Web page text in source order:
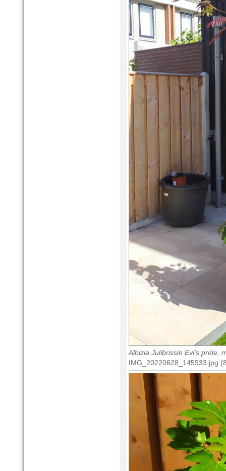
Albizia Julibrissin Evi's pride,
IMG_20220628_145933.jpg